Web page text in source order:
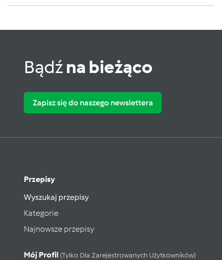
Bądźna bieżąco
Zapisz się do naszego newslettera
Przepisy
Wyszukaj przepisy
Kategorie
Najnowsze przepisy
Mój Profil (tylko Dla Zarejestrowanych Użytkowników)